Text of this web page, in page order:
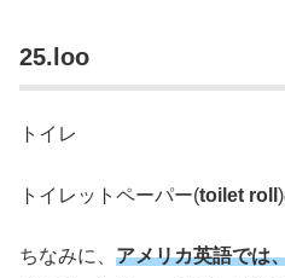
25.loo
トイレ
トイレットペーパー(toilet roll
ちなみに、 アメリカ英語では